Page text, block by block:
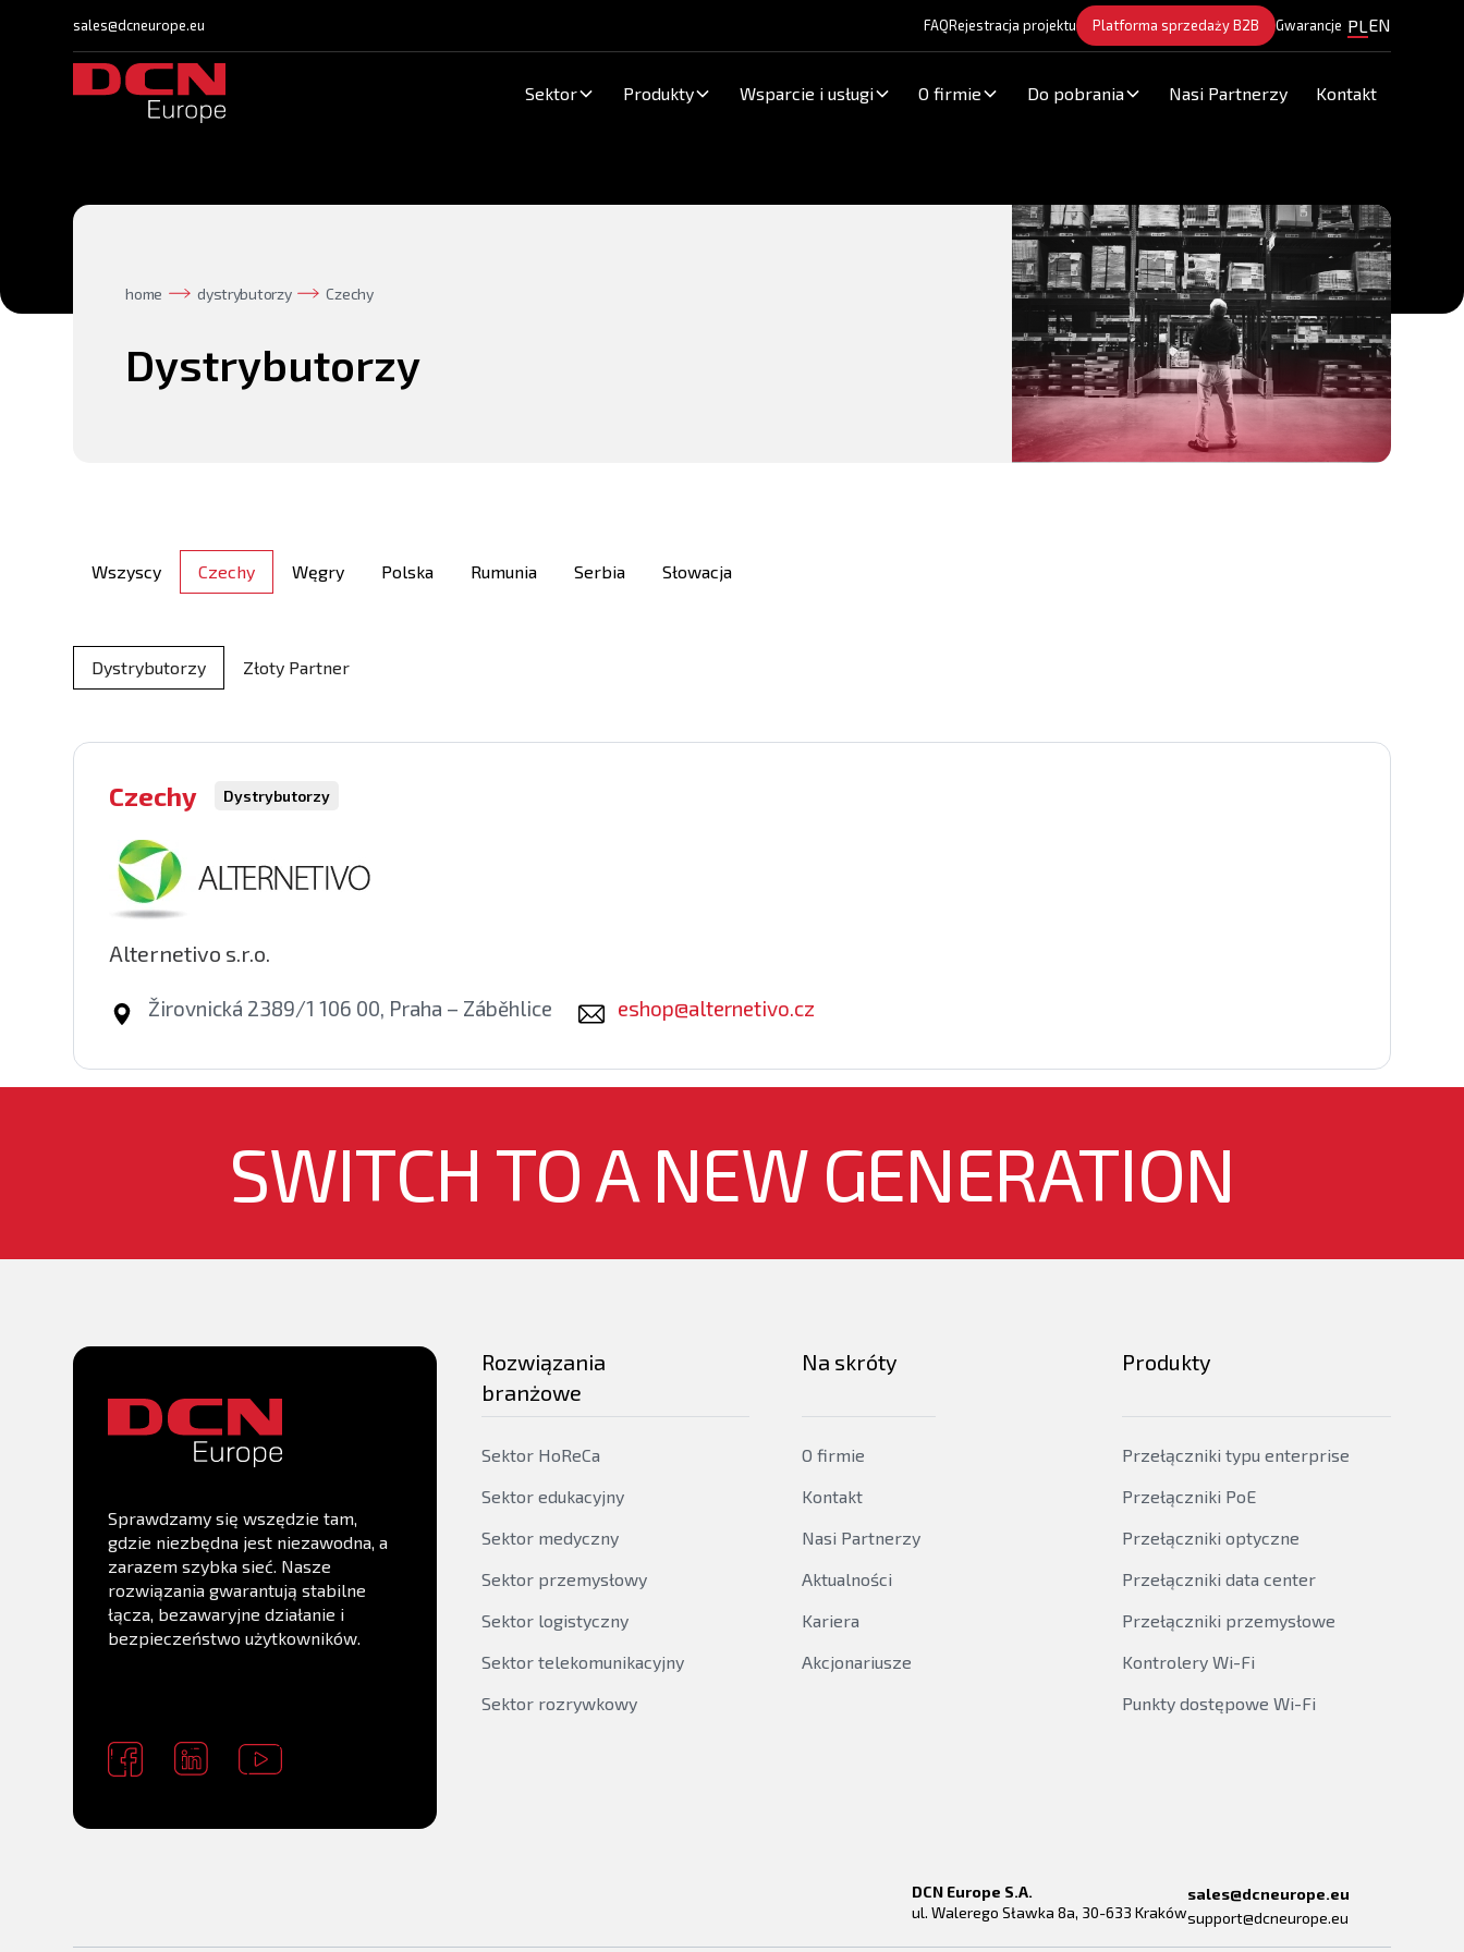
sales@dcneurope.eu FAQRejestracja projektu Platforma sprzedaży B2B Gwarancje PL EN
Sektor Produkty Wsparcie i usługi O firmie Do pobrania Nasi Partnerzy Kontakt
home dystrybutorzy Czechy
Dystrybutorzy
Wszyscy Czechy Węgry Polska Rumunia Serbia Słowacja
Dystrybutorzy Złoty Partner
Czechy Dystrybutorzy
Alternetivo s.r.o.
Žirovnická 2389/1 106 00, Praha – Záběhlice eshop@alternetivo.cz
SWITCH TO A NEW GENERATION
Sprawdzamy się wszędzie tam,
gdzie niezbędna jest niezawodna, a
zarazem szybka sieć. Nasze
rozwiązania gwarantują stabilne
łącza, bezawaryjne działanie i
bezpieczeństwo użytkowników.
Rozwiązania
branżowe
Sektor HoReCa
Sektor edukacyjny
Sektor medyczny
Sektor przemysłowy
Sektor logistyczny
Sektor telekomunikacyjny
Sektor rozrywkowy
Na skróty
O firmie
Kontakt
Nasi Partnerzy
Aktualności
Kariera
Akcjonariusze
Produkty
Przełączniki typu enterprise
Przełączniki PoE
Przełączniki optyczne
Przełączniki data center
Przełączniki przemysłowe
Kontrolery Wi-Fi
Punkty dostępowe Wi-Fi
DCN Europe S.A.
ul. Walerego Sławka 8a, 30-633 Kraków
sales@dcneurope.eu
support@dcneurope.eu